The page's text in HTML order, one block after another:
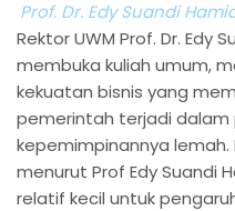
Prof. Dr. Edy Suandi
Rektor UWM Prof. Dr. Edy
membuka kuliah umum,
kekuatan bisnis yang
pemerintah terjadi
kepemimpinannya lemah.
menurut Prof Edy Suandi
relatif kecil untuk